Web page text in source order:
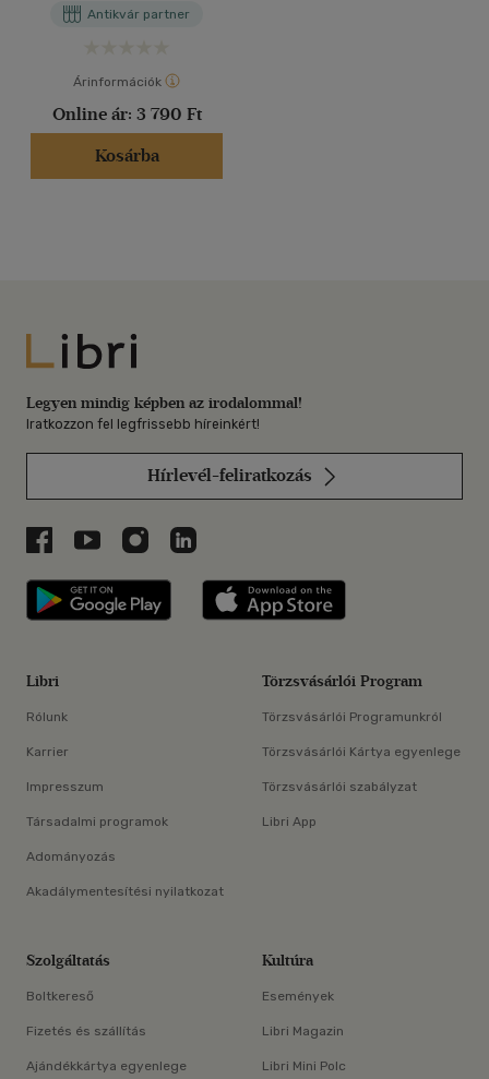
Antikvár partner
Árinformációk
Online ár: 3 790 Ft
Kosárba
Libri
Legyen mindig képben az irodalommal!
Iratkozzon fel legfrissebb híreinkért!
Hírlevél-feliratkozás
Libri a Facebookon
Libri a Youtube-on
Libri az Instagramon
Libri a LinkedInen
Libri applikáció Szerezd meg: Google
Libri
Rólunk
Karrier
Impresszum
Társadalmi programok
Adományozás
Akadálymentesítési nyilatkozat
Törzsvásárlói Program
Törzsvásárlói Programunkról
Törzsvásárlói Kártya egyenlege
Törzsvásárlói szabályzat
Libri App
Szolgáltatás
Boltkereső
Fizetés és szállítás
Ajándékkártya egyenlege
Kultúra
Események
Libri Magazin
Libri Mini Polc